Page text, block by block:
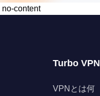
Turbo VPN
VPNとは何